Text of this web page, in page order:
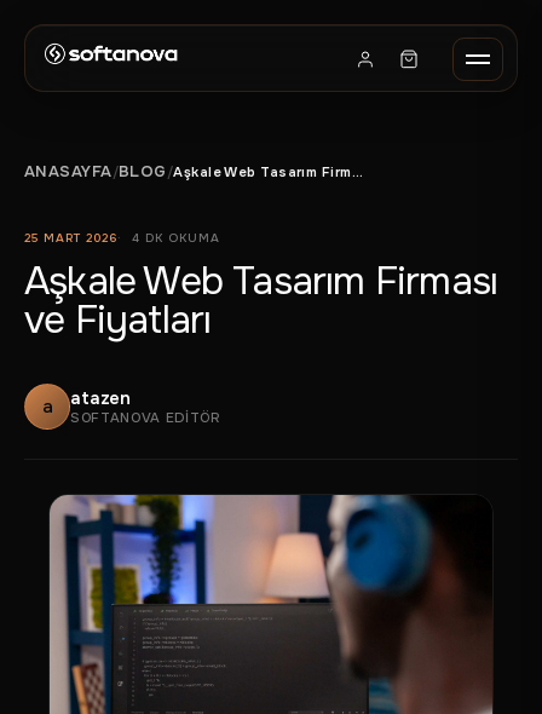
ANASAYFA/BLOG / Aşkale Web Tasarım Firması ve Fiyatları
25 MART 2026 4 DK OKUMA
Aşkale Web Tasarım Firması
ve Fiyatları
a atazen
SOFTANOVA EDITÖR